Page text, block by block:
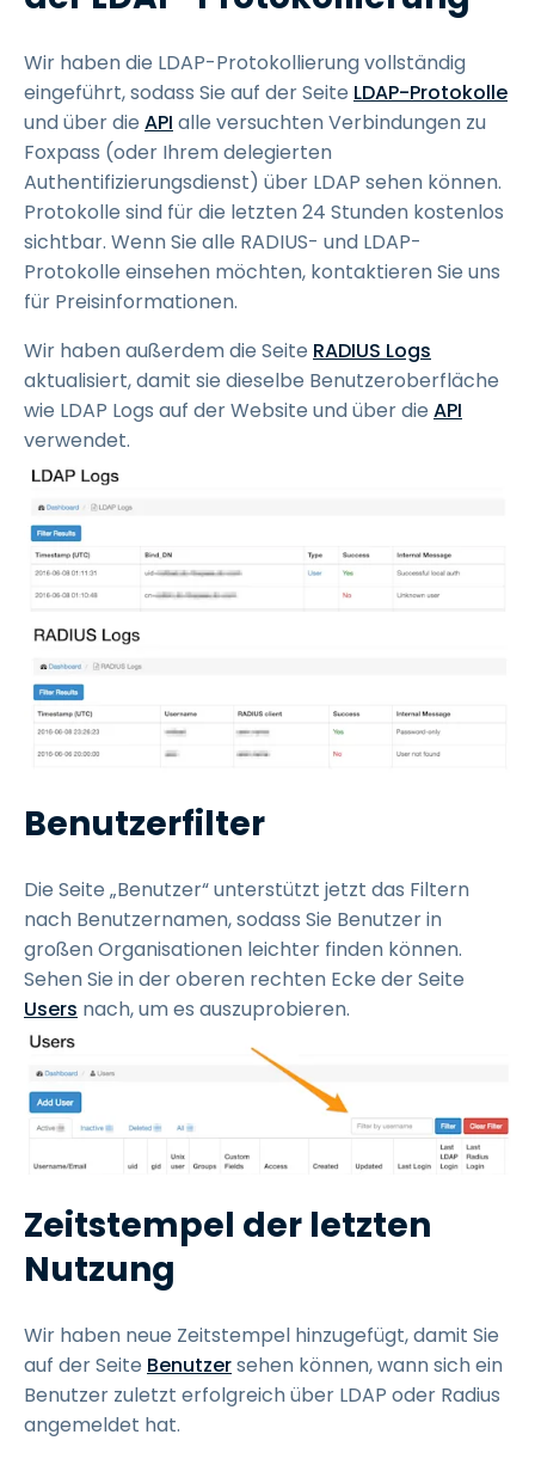
Wir haben die LDAP-Protokollierung vollständig
eingeführt, sodass Sie auf der Seite LDAP-Protokolle
und über die API alle versuchten Verbindungen zu
Foxpass (oder Ihrem delegierten
Authentifizierungsdienst) über LDAP sehen können.
Protokolle sind für die letzten 24 Stunden kostenlos
sichtbar. Wenn Sie alle RADIUS- und LDAP-
Protokolle einsehen möchten, kontaktieren Sie uns
für Preisinformationen.
Wir haben außerdem die Seite RADIUS Logs
aktualisiert, damit sie dieselbe Benutzeroberfläche
wie LDAP Logs auf der Website und über die API
verwendet.
Benutzerfilter
Die Seite „Benutzer“ unterstützt jetzt das Filtern
nach Benutzernamen, sodass Sie Benutzer in
großen Organisationen leichter finden können.
Sehen Sie in der oberen rechten Ecke der Seite
Users nach, um es auszuprobieren.
Zeitstempel der letzten
Nutzung
Wir haben neue Zeitstempel hinzugefügt, damit Sie
auf der Seite Benutzersehen können, wann sich ein
Benutzer zuletzt erfolgreich über LDAP oder Radius
angemeldet hat.